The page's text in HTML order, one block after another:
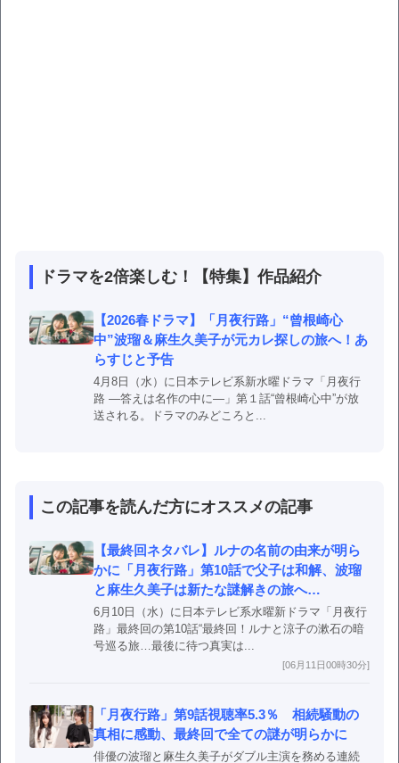
ドラマを2倍楽しむ！【特集】作品紹介
【2026春ドラマ】「月夜行路」“曾根崎心
中”波瑠＆麻生久美子が元カレ探しの旅へ！あ
らすじと予告
4月8日（水）に日本テレビ系新水曜ドラマ「月夜行
路 ―答えは名作の中に―」第１話“曾根崎心中”が放
送される。ドラマのみどころと...
この記事を読んだ方にオススメの記事
【最終回ネタバレ】ルナの名前の由来が明ら
かに「月夜行路」第10話で父子は和解、波瑠
と麻生久美子は新たな謎解きの旅へ…
6月10日（水）に日本テレビ系水曜新ドラマ「月夜行
路」最終回の第10話“最終回！ルナと涼子の漱石の暗
号巡る旅…最後に待つ真実は...
[06月11日00時30分]
「月夜行路」第9話視聴率5.3％ 相続騒動の
真相に感動、最終回で全ての謎が明らかに
俳優の波瑠と麻生久美子がダブル主演を務める連続